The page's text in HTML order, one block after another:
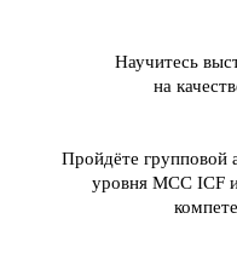
Научитесь
на
Пройдёте групповой
уровня МСС ICF и